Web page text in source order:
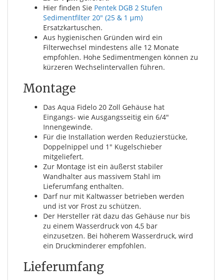
Hier finden Sie Pentek DGB 2 Stufen
Sedimentfilter 20" (25 & 1 µm)
Ersatzkartuschen.
Aus hygienischen Gründen wird ein
Filterwechsel mindestens alle 12 Monate
empfohlen. Hohe Sedimentmengen können zu
kürzeren Wechselintervallen führen.
Montage
Das Aqua Fidelo 20 Zoll Gehäuse hat
Eingangs- wie Ausgangsseitig ein 6/4"
Innengewinde.
Für die Installation werden Reduzierstücke,
Doppelnippel und 1" Kugelschieber
mitgeliefert.
Zur Montage ist ein äußerst stabiler
Wandhalter aus massivem Stahl im
Lieferumfang enthalten.
Darf nur mit Kaltwasser betrieben werden
und ist vor Frost zu schützen.
Der Hersteller rät dazu das Gehäuse nur bis
zu einem Wasserdruck von 4,5 bar
einzusetzen. Bei höherem Wasserdruck, wird
ein Druckminderer empfohlen.
Lieferumfang